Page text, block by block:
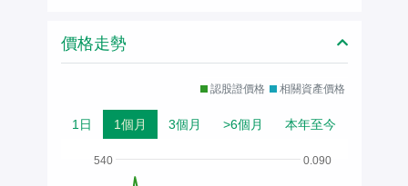
價格走勢
認股證價格 相關資產價格
1日 1個月 3個月 >6個月 本年至今
540 0.090